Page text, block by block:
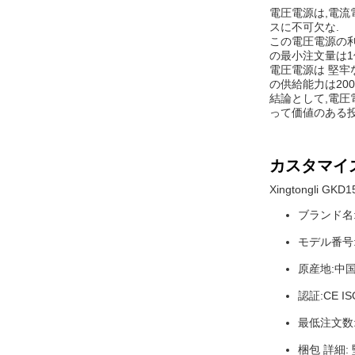
電圧電源は,電流
スに不可欠な.
この電圧電源の
の最小注文量は
電圧電源は 堅牢
の供給能力は
結論として,電圧
って価値のある
カスタマイ
Xingtongli
ブランド
モデル番
原産地:中
認証:CE
最低注文
梱包 詳細: